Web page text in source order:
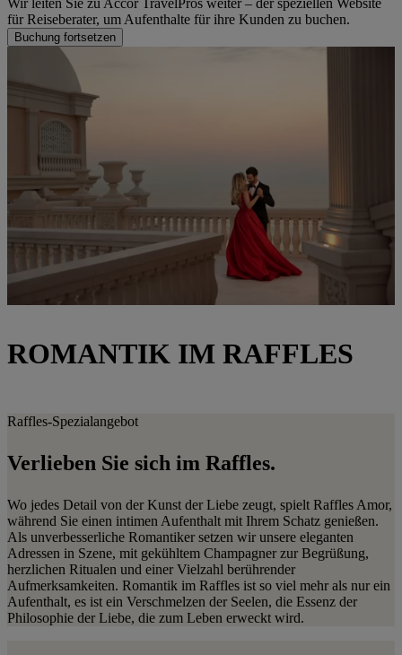
Wir leiten Sie zu Accor TravelPros weiter – der speziellen Website
für Reiseberater, um Aufenthalte für ihre Kunden zu buchen.
Buchung fortsetzen
ROMANTIK IM RAFFLES
Raffles-Spezialangebot
Verlieben Sie sich im Raffles.
Wo jedes Detail von der Kunst der Liebe zeugt, spielt Raffles Amor,
während Sie einen intimen Aufenthalt mit Ihrem Schatz genießen.
Als unverbesserliche Romantiker setzen wir unsere eleganten
Adressen in Szene, mit gekühltem Champagner zur Begrüßung,
herzlichen Ritualen und einer Vielzahl berührender
Aufmerksamkeiten. Romantik im Raffles ist so viel mehr als nur ein
Aufenthalt, es ist ein Verschmelzen der Seelen, die Essenz der
Philosophie der Liebe, die zum Leben erweckt wird.